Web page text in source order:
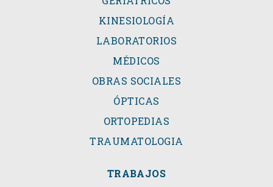
KINESIOLOGÍA
LABORATORIOS
MÉDICOS
OBRAS SOCIALES
ÓPTICAS
ORTOPEDIAS
TRAUMATOLOGIA
TRABAJOS